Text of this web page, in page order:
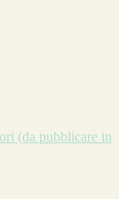
(da pubblicare in